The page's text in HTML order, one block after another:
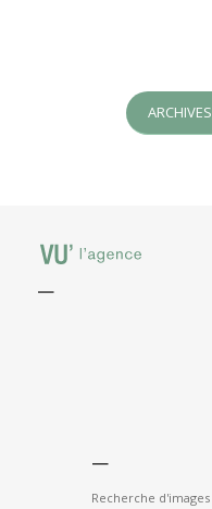
ARCHIVES
—
—
Recherche d'images